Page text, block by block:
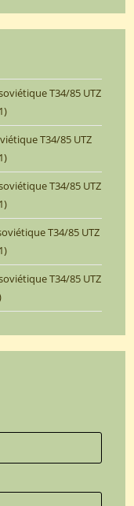
T34/85 UTZ
T34/85 UTZ
T34/85 UTZ
T34/85 UTZ
T34/85 UTZ